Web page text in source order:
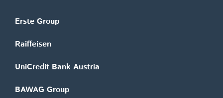
Erste Group
Raiffeisen
UniCredit Bank Austria
BAWAG Group